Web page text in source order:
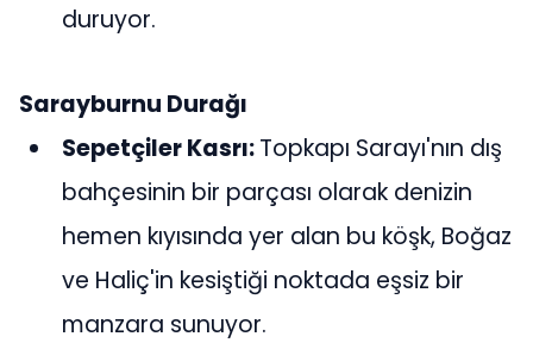
duruyor.
Sarayburnu Durağı
Sepetçiler Kasrı:Topkapı Sarayı'nın dış
bahçesinin bir parçası olarak denizin
hemen kıyısında yer alan bu köşk, Boğaz
ve Haliç'in kesiştiği noktada eşsiz bir
manzara sunuyor.